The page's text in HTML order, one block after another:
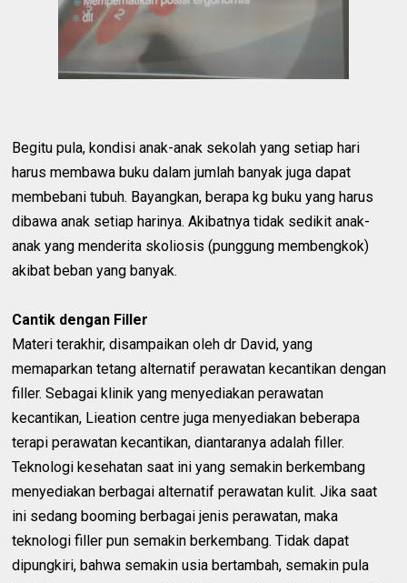
Begitu pula, kondisi anak-anak sekolah yang setiap hari
harus membawa buku dalam jumlah banyak juga dapat
membebani tubuh. Bayangkan, berapa kg buku yang harus
dibawa anak setiap harinya. Akibatnya tidak sedikit anak-
anak yang menderita skoliosis (punggung membengkok)
akibat beban yang banyak.
Cantik dengan Filler
Materi terakhir, disampaikan oleh dr David, yang
memaparkan tetang alternatif perawatan kecantikan dengan
filler. Sebagai klinik yang menyediakan perawatan
kecantikan, Lieation centre juga menyediakan beberapa
terapi perawatan kecantikan, diantaranya adalah filler.
Teknologi kesehatan saat ini yang semakin berkembang
menyediakan berbagai alternatif perawatan kulit. Jika saat
ini sedang booming berbagai jenis perawatan, maka
teknologi filler pun semakin berkembang. Tidak dapat
dipungkiri, bahwa semakin usia bertambah, semakin pula